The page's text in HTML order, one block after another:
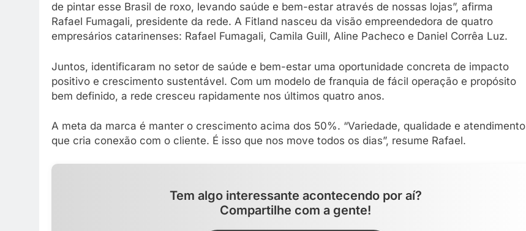
de pintar esse Brasil de roxo, levando saúde e bem-estar através de nossas lojas”, afirma
Rafael Fumagali, presidente da rede. A Fitland nasceu da visão empreendedora de quatro
empresários catarinenses: Rafael Fumagali, Camila Guill, Aline Pacheco e Daniel Corrêa Luz.
Juntos, identificaram no setor de saúde e bem-estar uma oportunidade concreta de impacto
positivo e crescimento sustentável. Com um modelo de franquia de fácil operação e propósito
bem definido, a rede cresceu rapidamente nos últimos quatro anos.
A meta da marca é manter o crescimento acima dos 50%. “Variedade, qualidade e atendimento
que cria conexão com o cliente. É isso que nos move todos os dias”, resume Rafael.
Tem algo interessante acontecendo por aí?
Compartilhe com a gente!